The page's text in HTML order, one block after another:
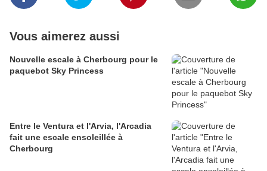
Vous aimerez aussi
Nouvelle escale à Cherbourg pour le
paquebot Sky Princess
Entre le Ventura et l'Arvia, l'Arcadia
fait une escale ensoleillée à
Cherbourg